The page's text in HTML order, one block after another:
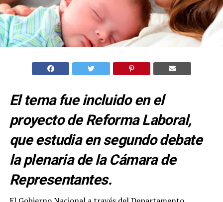
El tema fue incluido en el
proyecto de Reforma Laboral,
que estudia en segundo debate
la plenaria de la Cámara de
Representantes.